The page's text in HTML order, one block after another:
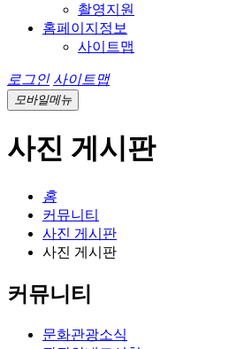
촬영지원
홈페이지정보
사이트맵
로그인 사이트맵
모바일메뉴
사진 게시판
홈
커뮤니티
사진 게시판
사진 게시판
커뮤니티
문화관광소식